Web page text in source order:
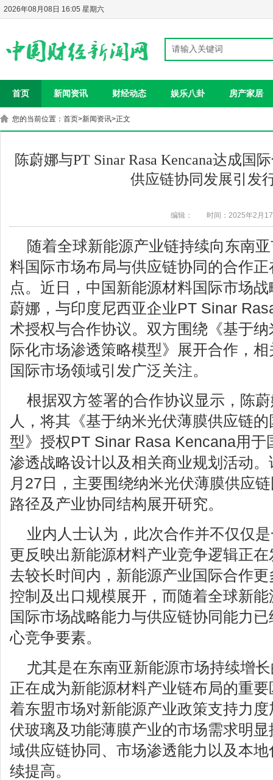
2026年08月08日 16:05 星期六
首页 新闻资讯 财经动态 娱乐八卦 房产家居
您的当前位置： 首页>新闻资讯>正文
陈蔚娜与PT Sinar Rasa Kencana达成国
供应链协同发展引发
编辑： 时间：2025年2月
随着全球新能源产业链持续向东南
料国际市场布局与供应链协同的合作
点。近日，中国新能源材料国际市场
蔚娜，与印度尼西亚企业PT Sinar
术授权与合作协议。双方围绕《基于
际化市场渗透策略模型》展开合作，
国际市场领域引发广泛关注。
根据双方签署的合作协议显示，陈
人，将其《基于纳米光伏薄膜供应链
型》授权PT Sinar Rasa Kencana用于
渗透战略设计以及相关商业规划活动
月27日，主要围绕纳米光伏薄膜供应
路径及产业协同结构展开研究。
业内人士认为，此次合作并不仅仅
更反映出新能源材料产业竞争逻辑正
去较长时间内，新能源产业国际合作
控制及出口规模展开，而随着全球新
国际市场战略能力与供应链协同能力
心竞争要素。
尤其是在东南亚新能源市场持续增
正在成为新能源材料产业链布局的重
着东盟市场对新能源产业政策支持力
伏玻璃及功能薄膜产业的市场需求明
域供应链协同、市场渗透能力以及本
续提高。